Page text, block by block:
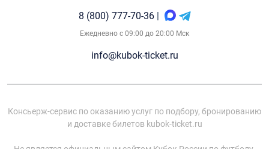
8 (800) 777-70-36 |
Ежедневно с 09:00 до 20:00 Мск
info@kubok-ticket.ru
Консьерж-сервис по оказанию услуг по подбору, бронированию
и доставке билетов kubok-ticket.ru